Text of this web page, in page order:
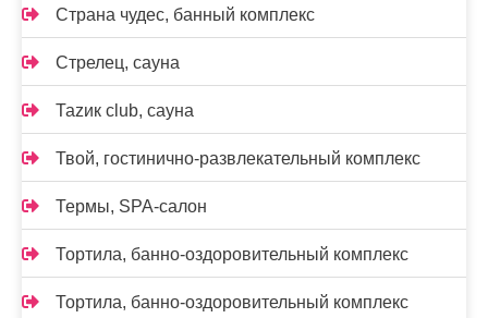
Страна чудес, банный комплекс
Стрелец, сауна
Таzик club, сауна
Твой, гостинично-развлекательный комплекс
Термы, SPA-салон
Тортила, банно-оздоровительный комплекс
Тортила, банно-оздоровительный комплекс